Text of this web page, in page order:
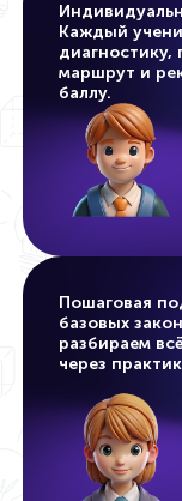
Каждый
диагностику,
маршрут и
баллу.
Пошаговая
базовых
разбираем
через